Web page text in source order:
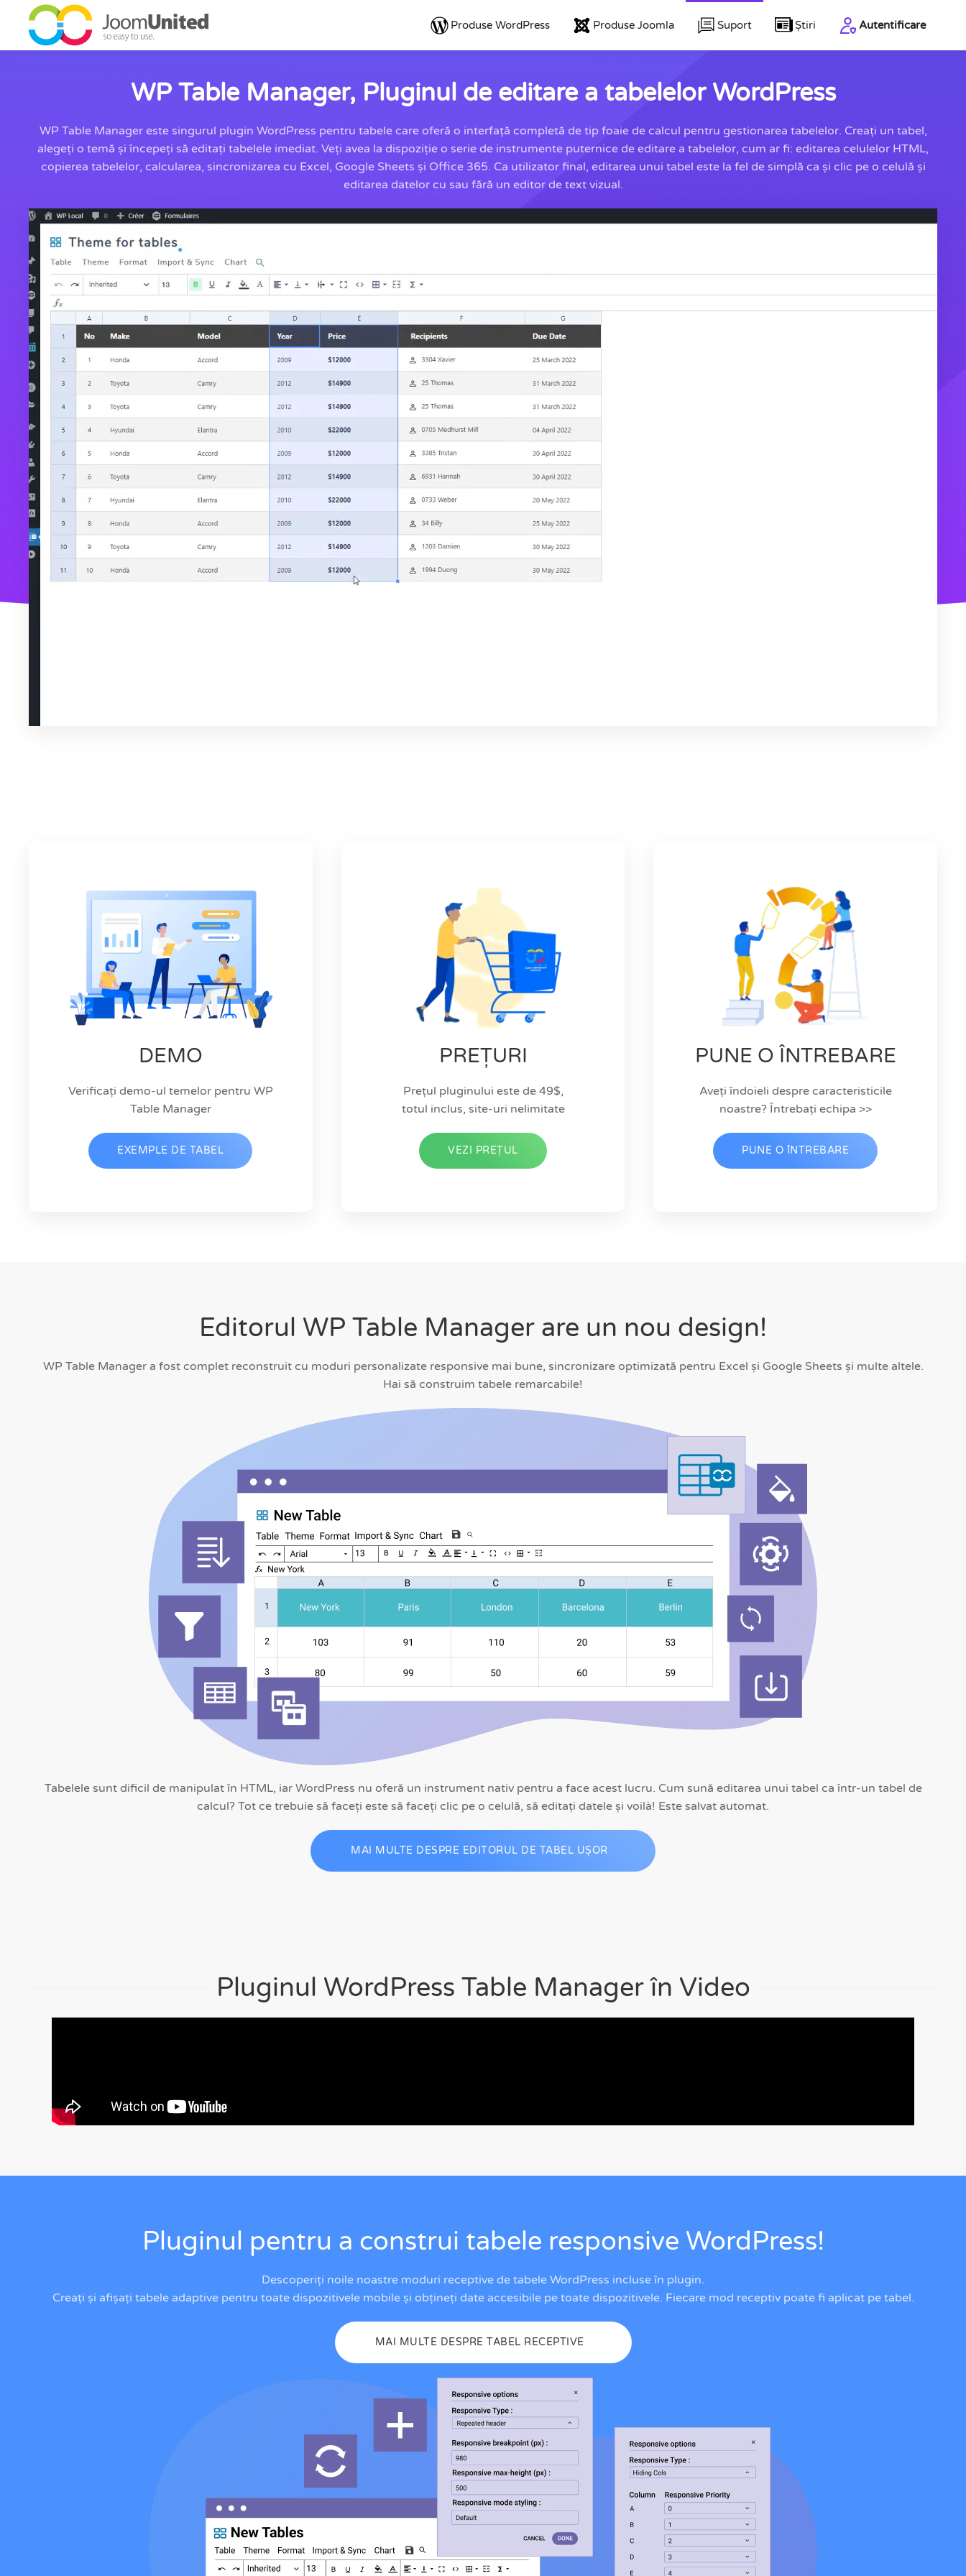
Sari la conținutul principal
Produse WordPress Produse Joomla Suport Știri Autentificare
WP Table Manager, Pluginul de editare a tabelelor WordPress
WP Table Manager este singurul plugin WordPress pentru tabele care oferă o interfață completă de tip foaie de calcul pentru gestionarea tabelelor. Creați un tabel,
alegeți o temă și începeți să editați tabelele imediat. Veți avea la dispoziție o serie de instrumente puternice de editare a tabelelor, cum ar fi: editarea celulelor HTML,
copierea tabelelor, calcularea, sincronizarea cu Excel, Google Sheets și Office 365. Ca utilizator final, editarea unui tabel este la fel de simplă ca și clic pe o celulă și
editarea datelor cu sau fără un editor de text vizual.
DEMO
Verificați demo-ul temelor pentru WP
Table Manager
EXEMPLE DE TABEL
PREȚURI
Prețul pluginului este de 49$,
totul inclus, site-uri nelimitate
VEZI PREȚUL
PUNE O ÎNTREBARE
Aveți îndoieli despre caracteristicile
noastre? Întrebați echipa >>
PUNE O ÎNTREBARE
Editorul WP Table Manager are un nou design!
WP Table Manager a fost complet reconstruit cu moduri personalizate responsive mai bune, sincronizare optimizată pentru Excel și Google Sheets și multe altele.
Hai să construim tabele remarcabile!
Tabelele sunt dificil de manipulat în HTML, iar WordPress nu oferă un instrument nativ pentru a face acest lucru. Cum sună editarea unui tabel ca într-un tabel de
calcul? Tot ce trebuie să faceți este să faceți clic pe o celulă, să editați datele și voilà! Este salvat automat.
MAI MULTE DESPRE EDITORUL DE TABEL UȘOR
Pluginul WordPress Table Manager în Video
Pluginul pentru a construi tabele responsive WordPress!
Descoperiți noile noastre moduri receptive de tabele WordPress incluse în plugin.
Creați și afișați tabele adaptive pentru toate dispozitivele mobile și obțineți date accesibile pe toate dispozitivele. Fiecare mod receptiv poate fi aplicat pe tabel.
MAI MULTE DESPRE TABEL RECEPTIVE